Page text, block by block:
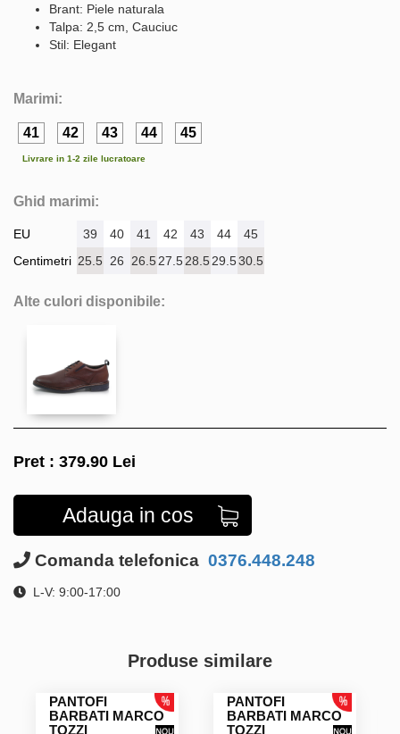
Brant: Piele naturala
Talpa: 2,5 cm, Cauciuc
Stil: Elegant
Marimi:
41 42 43 44 45
Livrare in 1-2 zile lucratoare
Ghid marimi:
EU
Centimetri
39 40 41 42 43 44
45
25.5 26 26.527.528.529.530.5
Alte culori disponibile:
Pret : 379.90 Lei
Adauga in cos
Comanda telefonica 0376.448.248
L-V: 9:00-17:00
Produse similare
PANTOFI
BARBATI MARCO
TOZZI
PANTOFI
BARBATI MARCO
TOZZI